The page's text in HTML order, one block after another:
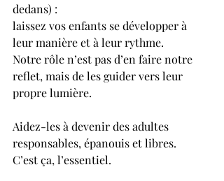
dedans) :
laissez vos enfants se développer à
leur manière et à leur rythme.
Notre rôle n’est pas d’en faire notre
reflet, mais de les guider vers leur
propre lumière.
Aidez-les à devenir des adultes
responsables, épanouis et libres.
C’est ça, l’essentiel.